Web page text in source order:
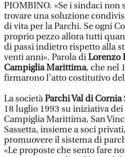
PIOMBINO. «Se i sindaci non
trovare una soluzione
di vita per la Parchi. Se ogni
proprio pezzo allora tutti
di passi indietro rispetto alla
venti anni». Parola diLorenzo
Campiglia Marittima, che nel
firmarono l’atto costitutivo
La societàParchi Val di Cornia
18 luglio 1993 su iniziativa
Campiglia Marittima, San
Sassetta, insieme a soci
promuovere il sistema di
«Le proposte che sento fare